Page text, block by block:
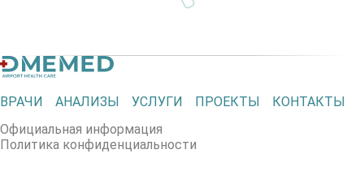
ВРАЧИ АНАЛИЗЫ УСЛУГИ ПРОЕКТЫ
КОНТАКТЫ
Официальная информация
Политика конфиденциальности